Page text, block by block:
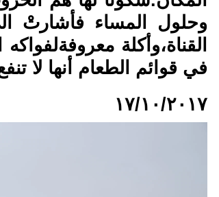
وحلول المساء فأشارتْ
القناة،وأكلة
في قوائم الطعام أنها لا
١٧/١٠/٢٠١٧